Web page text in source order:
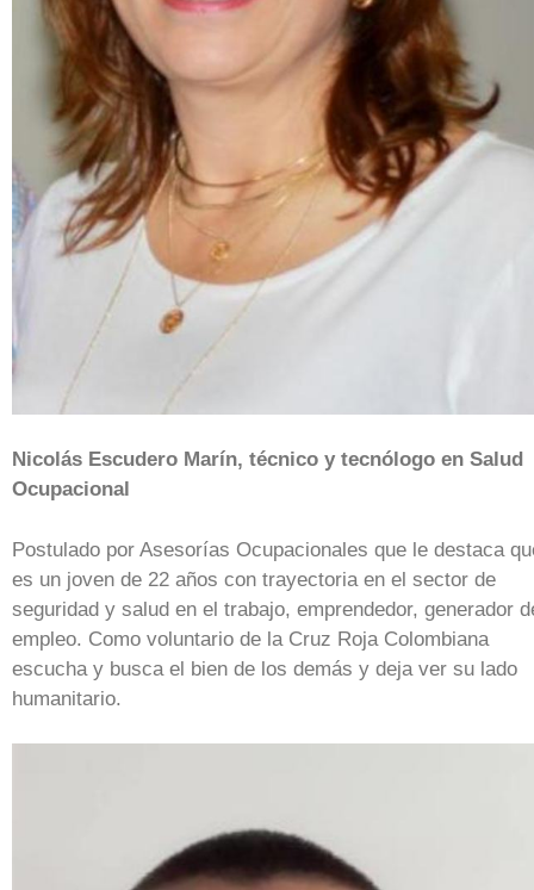
Nicolás Escudero Marín, técnico y tecnólogo en Salud
Ocupacional
Postulado por Asesorías Ocupacionales que le destaca
es un joven de 22 años con trayectoria en el sector de
seguridad y salud en el trabajo, emprendedor, generador
empleo. Como voluntario de la Cruz Roja Colombiana
escucha y busca el bien de los demás y deja ver su lado
humanitario.